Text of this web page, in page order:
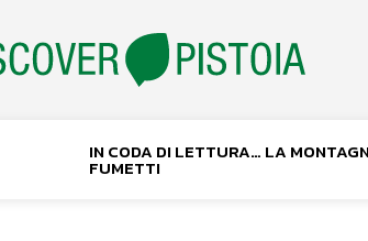
IN CODA DI LETTURA… LA
FUMETTI